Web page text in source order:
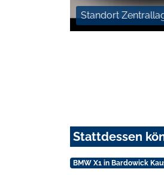
Standort
Stattdessen
BMW X1 in Bardowick